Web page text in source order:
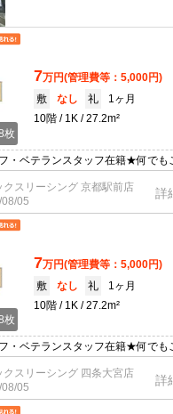
枚
7万円(管理費等：5,000円)
敷
なし 礼
1ヶ月
10階
1K 27.2m²
・ベテランスタッフ在籍★何で
クスリーシング 京都駅前店
05
詳
枚
7万円(管理費等：5,000円)
敷
なし 礼
1ヶ月
10階
1K 27.2m²
・ベテランスタッフ在籍★何で
スリーシング 四条大宮店
05
詳